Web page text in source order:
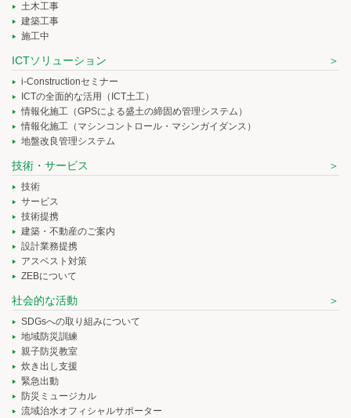
土木工事
建築工事
施工中
ICTソリューション
i-Constructionセミナー
ICTの全面的な活用（ICT土工）
情報化施工（GPSによる盛土の締固め管理システム）
情報化施工（マシンコントロール・マシンガイダンス）
地盤改良管理システム
技術・サービス
技術
サービス
技術提携
建築・不動産のご案内
設計業務提携
アスベスト対策
ZEBについて
社会的な活動
SDGsへの取り組みについて
地域防災訓練
親子防災教室
炊き出し支援
緊急出動
防災ミュージカル
流域治水オフィシャルサポーター